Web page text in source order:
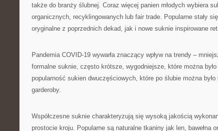
także do branży ślubnej. Coraz więcej panien młodych wybiera
organicznych, recyklingowanych lub fair trade. Popularne stały
oryginalne z poprzednich dekad, jak i nowe suknie inspirowane
Pandemia COVID-19 wywarła znaczący wpływ na trendy –
formalne suknie, często krótsze, wygodniejsze, które można było
popularność sukien dwuczęściowych, które po ślubie można
garderoby.
Współczesne suknie charakteryzują się wysoką jakością
prostocie kroju. Popularne są naturalne tkaniny jak len, bawełna